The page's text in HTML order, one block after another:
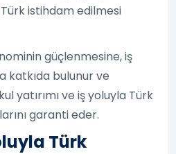
istihdam edilmesi
güçlenmesine, iş
katkıda bulunur ve
yatırımı ve iş yoluyla Türk
garanti eder.
Türk